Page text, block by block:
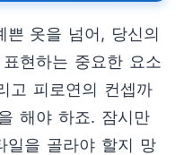
쁜 옷을 넘어, 당신의
현하는 중요한 요소
고 피로연의 컨셉까
해야 하죠. 잠시만
일을 골라야 할지 망